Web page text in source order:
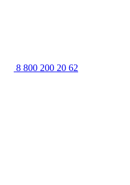
8 800 200 20 62